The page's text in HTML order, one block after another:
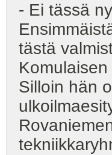
- Ei tässä
tästä
Silloin hän